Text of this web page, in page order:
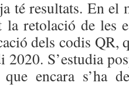
té resultats. En el
la retolació de les
dels codis QR,
2020. S’estudia
encara s’ha